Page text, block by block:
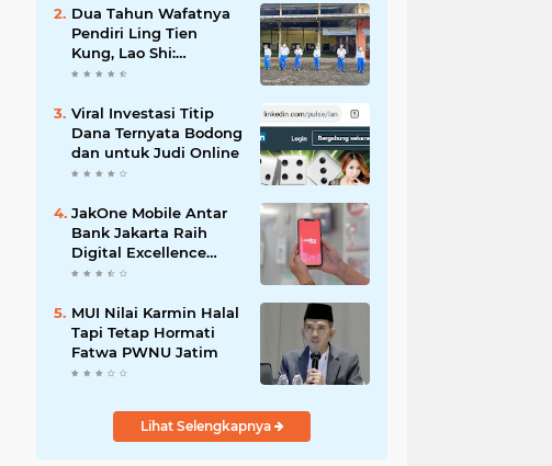
Dua Tahun Wafatnya
Pendiri Ling Tien
Kung, Lao Shi:
Amanah Harus Kita
Viral Investasi Titip
Dana Ternyata Bodong
dan untuk Judi Online
JakOne Mobile Antar
Bank Jakarta Raih
Digital Excellence
Awards 2026
MUI Nilai Karmin Halal
Tapi Tetap Hormati
Fatwa PWNU Jatim
Lihat Selengkapnya